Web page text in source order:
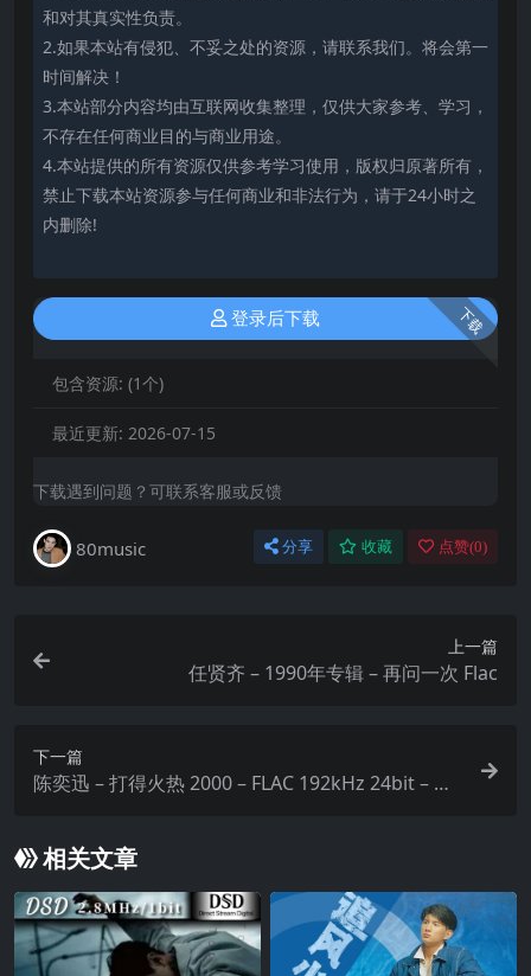
和对其真实性负责。
2.如果本站有侵犯、不妥之处的资源，请联系我们。将会第一
时间解决！
3.本站部分内容均由互联网收集整理，仅供大家参考、学习，
不存在任何商业目的与商业用途。
4.本站提供的所有资源仅供参考学习使用，版权归原著所有，
禁止下载本站资源参与任何商业和非法行为，请于24小时之
内删除!
下载
登录后下载
包含资源: (1个)
最近更新: 2026-07-15
下载遇到问题？可联系客服或反馈
80music 分享 收藏 点赞(0)
上一篇
任贤齐 – 1990年专辑 – 再问一次 Flac
下一篇
陈奕迅 – 打得火热 2000 – FLAC 192kHz 24bit – Hiv
相关文章